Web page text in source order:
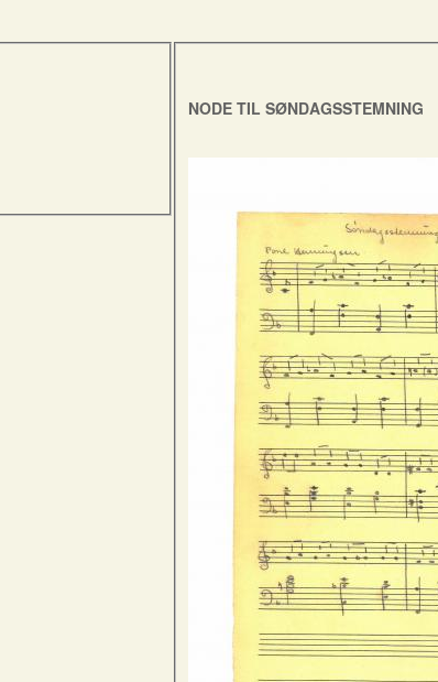
NODE TIL SØNDAGSSTEMNING